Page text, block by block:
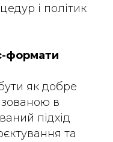
і політик
формати
як добре
в
підхід
та